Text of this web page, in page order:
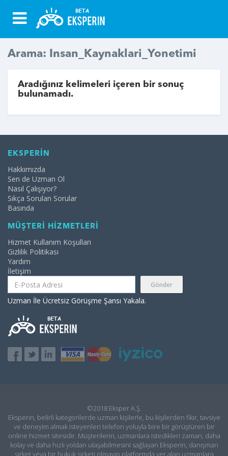
Arama: Insan_Kaynaklari_Yonetimi
Aradığınız kelimeleri içeren bir sonuç
bulunamadı.
EKSPERİN
Hakkımızda
Sen de Uzman Ol
Nasıl Çalışıyor?
Sıkça Sorulan Sorular
Basında
MÜŞTERİ HİZMETLERİ
Hizmet Kullanım Koşulları
Gizlilik Politikası
Yardım
İletişim
Gönder
Uzman İle Ücretsiz Görüşme Şansı Yakala.
©2018 Eksper A.Ş.
Eksperin, belirli kategorilerde uzman kişilerle, bu kişilerden fikir, tavsiye
ve deneyim almak isteyenleri telefon yoluyla bire bir görüştüren bir
online hizmet sitesidir. Müşterilerin, uzmanlara istedikleri zaman, daha
kolay ve daha hızlı yoldan ulaşabilmesini sağlayan Eksperin, danışman
şirket veya bir hukuk şirketi olmayıp platformda yer alan uzmanlara